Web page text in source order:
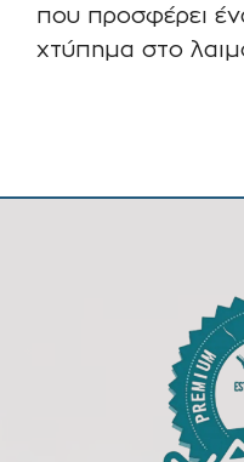
που προσφέρει
χτύπημα στο